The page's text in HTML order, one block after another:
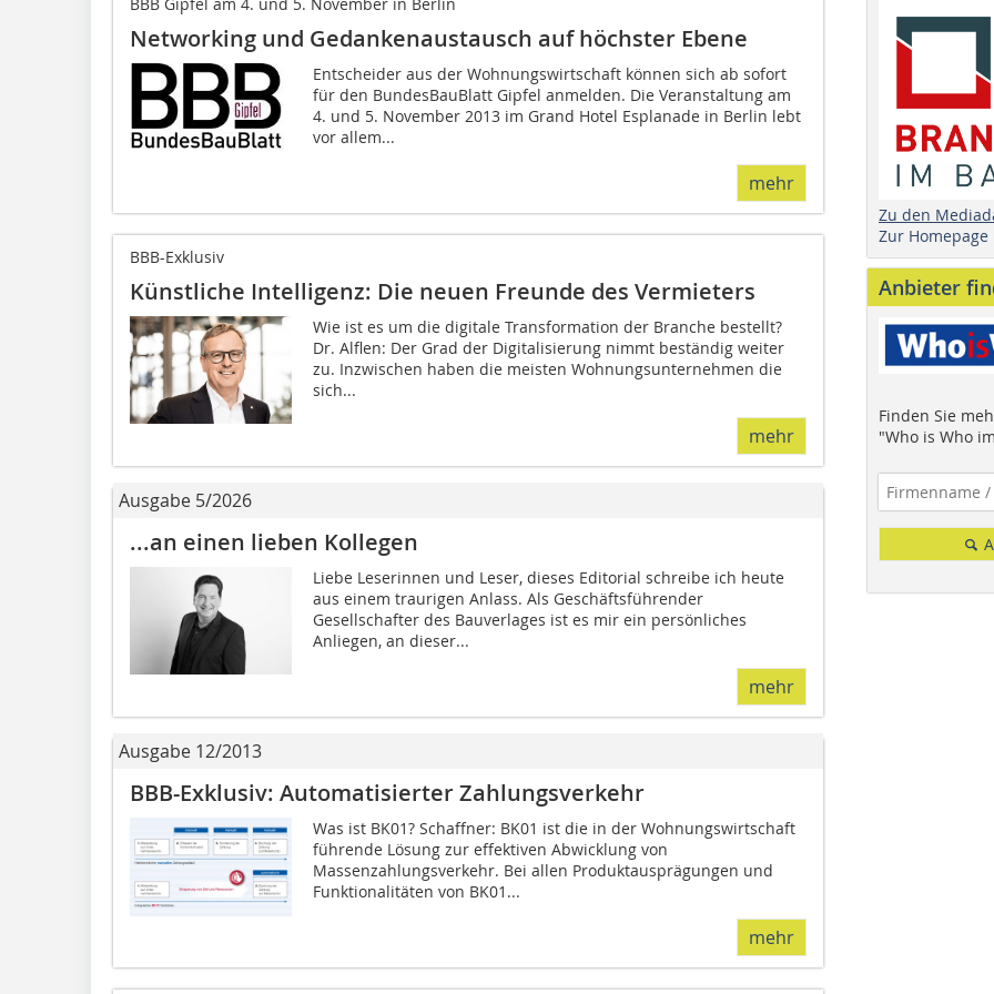
Networking und Gedankenaustausch auf höchster Ebene
Entscheider aus der Wohnungswirtschaft können sich ab sofort
für den BundesBauBlatt Gipfel anmelden. Die Veranstaltung am
4. und 5. November 2013 im Grand Hotel Esplanade in Berlin lebt
vor allem...
mehr
BBB-Exklusiv
Künstliche Intelligenz: Die neuen Freunde des Vermieters
Wie ist es um die digitale Transformation der Branche bestellt?
Dr. Alflen: Der Grad der Digitalisierung nimmt beständig weiter
zu. Inzwischen haben die meisten Wohnungsunternehmen die
sich...
mehr
Ausgabe 5/2026
...an einen lieben Kollegen
Liebe Leserinnen und Leser, dieses Editorial schreibe ich heute
aus einem traurigen Anlass. Als Geschäftsführender
Gesellschafter des Bauverlages ist es mir ein persönliches
Anliegen, an dieser...
mehr
Ausgabe 12/2013
BBB-Exklusiv: Automatisierter Zahlungsverkehr
Was ist BK01? Schaffner: BK01 ist die in der Wohnungswirtschaft
führende Lösung zur effektiven Abwicklung von
Massenzahlungsverkehr. Bei allen Produktausprägungen und
Funktionalitäten von BK01...
mehr
Zu den
Zur Homepage
Anbieter
Finden Sie
"Who is Who